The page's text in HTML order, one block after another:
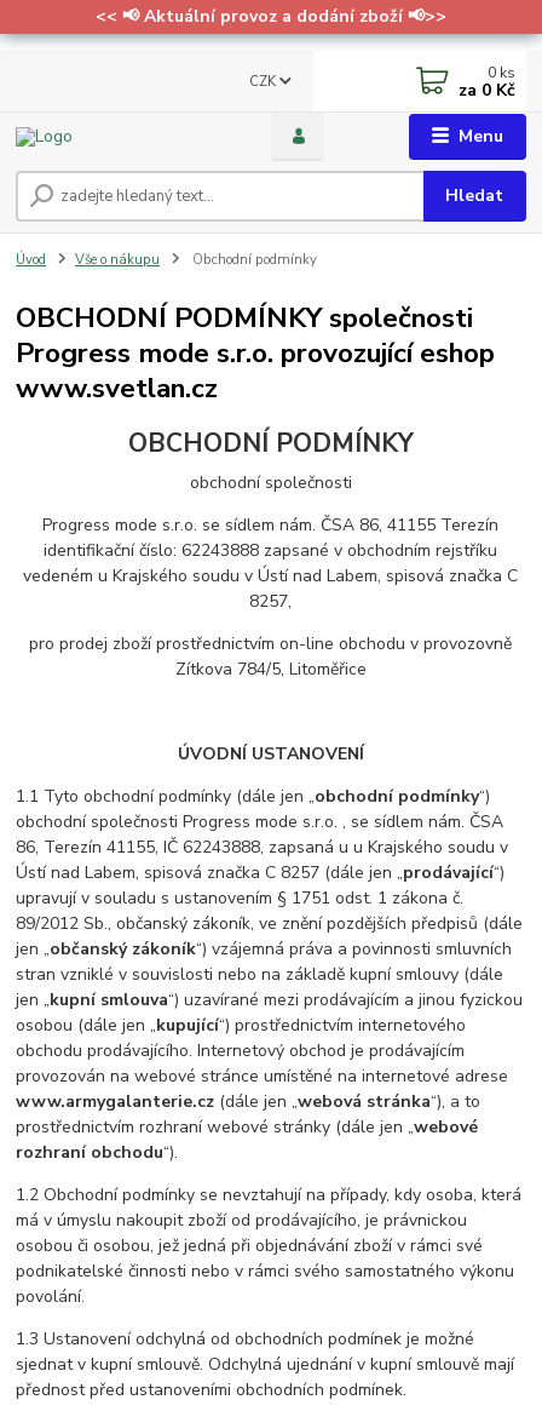
<< 📢 Aktuální provoz a dodání zboží 📢>>
Menu
CZK
Hledat
0 ks
za 0 Kč
Úvod Vše o nákupu Obchodní podmínky
OBCHODNÍ PODMÍNKY společnosti
Progress mode s.r.o. provozující eshop
www.svetlan.cz
OBCHODNÍ PODMÍNKY
obchodní společnosti
Progress mode s.r.o. se sídlem nám. ČSA 86, 41155 Terezín
identifikační číslo: 62243888 zapsané v obchodním rejstříku
vedeném u Krajského soudu v Ústí nad Labem, spisová značka C
8257,
pro prodej zboží prostřednictvím on-line obchodu v provozovně
Zítkova 784/5, Litoměřice
ÚVODNÍ USTANOVENÍ
1.1 Tyto obchodní podmínky (dále jen „obchodní podmínky“)
obchodní společnosti Progress mode s.r.o. , se sídlem nám. ČSA
86, Terezín 41155, IČ 62243888, zapsaná u u Krajského soudu v
Ústí nad Labem, spisová značka C 8257 (dále jen „prodávající“)
upravují v souladu s ustanovením § 1751 odst. 1 zákona č.
89/2012 Sb., občanský zákoník, ve znění pozdějších předpisů (dále
jen „občanský zákoník“) vzájemná práva a povinnosti smluvních
stran vzniklé v souvislosti nebo na základě kupní smlouvy (dále
jen „kupní smlouva“) uzavírané mezi prodávajícím a jinou fyzickou
osobou (dále jen „kupující“) prostřednictvím internetového
obchodu prodávajícího. Internetový obchod je prodávajícím
provozován na webové stránce umístěné na internetové adrese
www.armygalanterie.cz (dále jen „webová stránka“), a to
prostřednictvím rozhraní webové stránky (dále jen „webové
rozhraní obchodu“).
1.2 Obchodní podmínky se nevztahují na případy, kdy osoba, která
má v úmyslu nakoupit zboží od prodávajícího, je právnickou
osobou či osobou, jež jedná při objednávání zboží v rámci své
podnikatelské činnosti nebo v rámci svého samostatného výkonu
povolání.
1.3 Ustanovení odchylná od obchodních podmínek je možné
sjednat v kupní smlouvě. Odchylná ujednání v kupní smlouvě mají
přednost před ustanoveními obchodních podmínek.